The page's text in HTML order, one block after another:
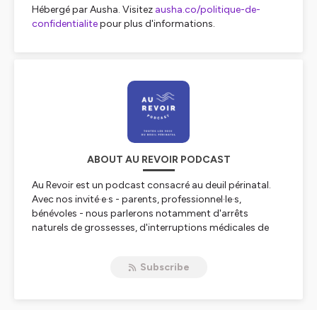
Hébergé par Ausha. Visitez ausha.co/politique-de-
confidentialitepour plus d'informations.
ABOUT AU REVOIR PODCAST
Au Revoir est un podcast consacré au deuil périnatal.
Avec nos invité·e·s - parents, professionnel·le·s,
bénévoles - nous parlerons notamment d'arrêts
naturels de grossesses, d'interruptions médicales de
sur la pointe des pieds, le plus délicatement possible,
Subscribe